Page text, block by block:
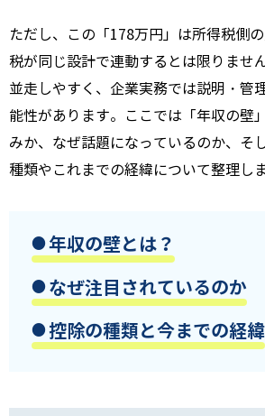
ただし、この「178万円」は所得税側
税が同じ設計で連動するとは限りませ
並走しやすく、企業実務では説明・管
能性があります。ここでは「年収の壁
みか、なぜ話題になっているのか、そ
種類やこれまでの経緯について整理しま
年収の壁とは？
なぜ注目されているのか
控除の種類と今までの経緯